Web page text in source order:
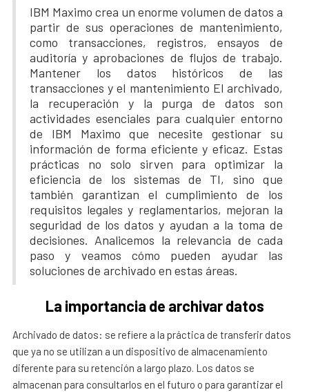
IBM Maximo crea un enorme volumen de datos a
partir de sus operaciones de mantenimiento,
como transacciones, registros, ensayos de
auditoría y aprobaciones de flujos de trabajo.
Mantener los datos históricos de las
transacciones y el mantenimiento El archivado,
la recuperación y la purga de datos son
actividades esenciales para cualquier entorno
de IBM Maximo que necesite gestionar su
información de forma eficiente y eficaz. Estas
prácticas no solo sirven para optimizar la
eficiencia de los sistemas de TI, sino que
también garantizan el cumplimiento de los
requisitos legales y reglamentarios, mejoran la
seguridad de los datos y ayudan a la toma de
decisiones. Analicemos la relevancia de cada
paso y veamos cómo pueden ayudar las
soluciones de archivado en estas áreas.
La importancia de archivar datos
Archivado de datos: se refiere a la práctica de transferir datos
que ya no se utilizan a un dispositivo de almacenamiento
diferente para su retención a largo plazo. Los datos se
almacenan para consultarlos en el futuro o para garantizar el